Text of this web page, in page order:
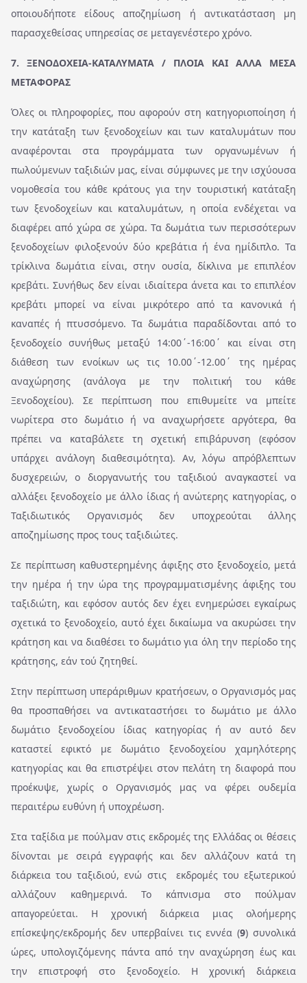
οποιουδήποτε είδους αποζημίωση ή αντικατάσταση μη
παρασχεθείσας υπηρεσίας σε μεταγενέστερο χρόνο.
7. ΞΕΝΟΔΟΧΕΙΑ-ΚΑΤΑΛΥΜΑΤΑ / ΠΛΟΙΑ ΚΑΙ ΑΛΛΑ ΜΕΣΑ
ΜΕΤΑΦΟΡΑΣ
Όλες οι πληροφορίες, που αφορούν στη κατηγοριοποίηση ή
την κατάταξη των ξενοδοχείων και των καταλυμάτων που
αναφέρονται στα προγράμματα των οργανωμένων ή
πωλούμενων ταξιδιών μας, είναι σύμφωνες με την ισχύουσα
νομοθεσία του κάθε κράτους για την τουριστική κατάταξη
των ξενοδοχείων και καταλυμάτων, η οποία ενδέχεται να
διαφέρει από χώρα σε χώρα. Τα δωμάτια των περισσότερων
ξενοδοχείων φιλοξενούν δύο κρεβάτια ή ένα ημίδιπλο. Τα
τρίκλινα δωμάτια είναι, στην ουσία, δίκλινα με επιπλέον
κρεβάτι. Συνήθως δεν είναι ιδιαίτερα άνετα και το επιπλέον
κρεβάτι μπορεί να είναι μικρότερο από τα κανονικά ή
καναπές ή πτυσσόμενο. Τα δωμάτια παραδίδονται από το
ξενοδοχείο συνήθως μεταξύ 14:00΄-16:00΄ και είναι στη
διάθεση των ενοίκων ως τις 10.00΄-12.00΄ της ημέρας
αναχώρησης (ανάλογα με την πολιτική του κάθε
Ξενοδοχείου). Σε περίπτωση που επιθυμείτε να μπείτε
νωρίτερα στο δωμάτιο ή να αναχωρήσετε αργότερα, θα
πρέπει να καταβάλετε τη σχετική επιβάρυνση (εφόσον
υπάρχει ανάλογη διαθεσιμότητα). Αν, λόγω απρόβλεπτων
δυσχερειών, o διοργανωτής του ταξιδιού αναγκαστεί να
αλλάξει ξενοδοχείο με άλλο ίδιας ή ανώτερης κατηγορίας, ο
Ταξιδιωτικός Οργανισμός δεν υποχρεούται άλλης
αποζημίωσης προς τους ταξιδιώτες.
Σε περίπτωση καθυστερημένης άφιξης στο ξενοδοχείο, μετά
την ημέρα ή την ώρα της προγραμματισμένης άφιξης του
ταξιδιώτη, και εφόσον αυτός δεν έχει ενημερώσει εγκαίρως
σχετικά το ξενοδοχείο, αυτό έχει δικαίωμα να ακυρώσει την
κράτηση και να διαθέσει το δωμάτιο για όλη την περίοδο της
κράτησης, εάν τού ζητηθεί.
Στην περίπτωση υπεράριθμων κρατήσεων, ο Οργανισμός μας
θα προσπαθήσει να αντικαταστήσει το δωμάτιο με άλλο
δωμάτιο ξενοδοχείου ίδιας κατηγορίας ή αν αυτό δεν
καταστεί εφικτό με δωμάτιο ξενοδοχείου χαμηλότερης
κατηγορίας και θα επιστρέψει στον πελάτη τη διαφορά που
προέκυψε, χωρίς ο Οργανισμός μας να φέρει ουδεμία
περαιτέρω ευθύνη ή υποχρέωση.
Στα ταξίδια με πούλμαν στις εκδρομές της Ελλάδας οι θέσεις
δίνονται με σειρά εγγραφής και δεν αλλάζουν κατά τη
διάρκεια του ταξιδιού, ενώ στις εκδρομές του εξωτερικού
αλλάζουν καθημερινά. Το κάπνισμα στο πούλμαν
απαγορεύεται. Η χρονική διάρκεια μιας ολοήμερης
επίσκεψης/εκδρομής δεν υπερβαίνει τις εννέα (9) συνολικά
ώρες, υπολογιζόμενης πάντα από την αναχώρηση έως και
την επιστροφή στο ξενοδοχείο. Η χρονική διάρκεια